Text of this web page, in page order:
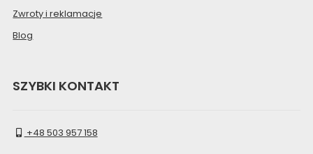
Zwroty i reklamacje
Blog
SZYBKI KONTAKT
+48 503 957 158